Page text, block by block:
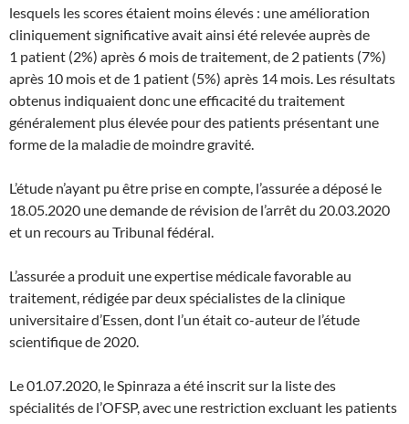
lesquels les scores étaient moins élevés : une amélioration
cliniquement significative avait ainsi été relevée auprès de
1 patient (2%) après 6 mois de traitement, de 2 patients (7%)
après 10 mois et de 1 patient (5%) après 14 mois. Les résultats
obtenus indiquaient donc une efficacité du traitement
généralement plus élevée pour des patients présentant une
forme de la maladie de moindre gravité.
L’étude n’ayant pu être prise en compte, l’assurée a déposé le
18.05.2020 une demande de révision de l’arrêt du 20.03.2020
et un recours au Tribunal fédéral.
L’assurée a produit une expertise médicale favorable au
traitement, rédigée par deux spécialistes de la clinique
universitaire d’Essen, dont l’un était co-auteur de l’étude
scientifique de 2020.
Le 01.07.2020, le Spinraza a été inscrit sur la liste des
spécialités de l’OFSP, avec une restriction excluant les patients